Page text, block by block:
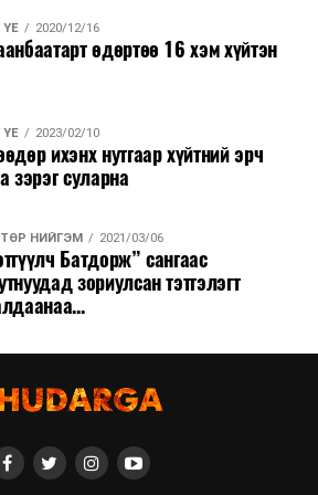
суурилуулалт, туршилт,
хүлээлгэн өгөх бэлтгэл
ҮЕ 2020/12/16
өдөртөө 16 хэм хүйтэн
ҮЕ 2023/02/10
ихэнх нутгаар хүйтний эрч
зэрэг суларна
НИЙГЭМ 2021/03/06
Батдорж” сангаас
зориулсан тэтгэлэгт